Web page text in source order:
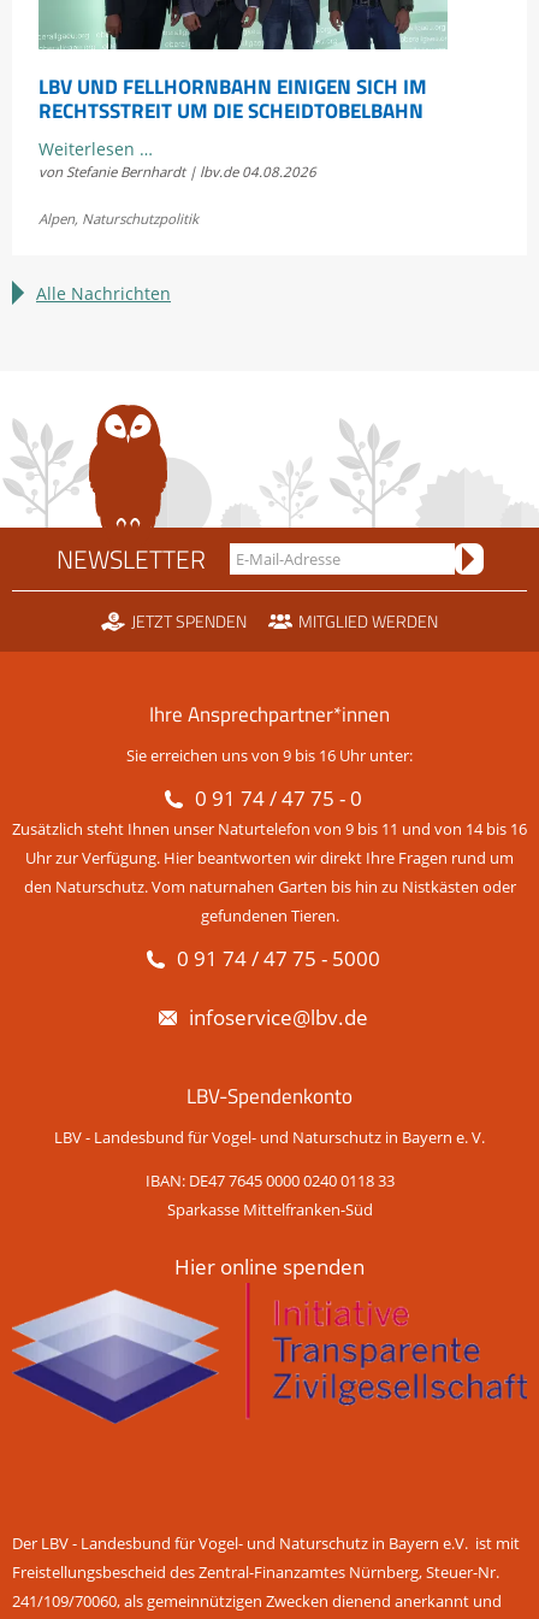
LBV UND FELLHORNBAHN EINIGEN SICH IM
RECHTSSTREIT UM DIE SCHEIDTOBELBAHN
Weiterlesen …LBV
und
einigen
im
Scheidtobelbahn
von Stefanie Bernhardt | lbv.de 04.08.2026
Alpen, Naturschutzpolitik
Alle Nachrichten
NEWSLETTER
JETZT SPENDEN MITGLIED WERDEN
Ihre Ansprechpartner*innen
Sie erreichen uns von 9 bis 16 Uhr unter:
0 91 74 / 47 75 - 0
Zusätzlich steht Ihnen unser Naturtelefon von 9 bis 11 und von 14 bis 16
Uhr zur Verfügung. Hier beantworten wir direkt Ihre Fragen rund um
den Naturschutz. Vom naturnahen Garten bis hin zu Nistkästen oder
gefundenen Tieren.
0 91 74 / 47 75 - 5000
infoservice@lbv.de
LBV-Spendenkonto
LBV - Landesbund für Vogel- und Naturschutz in Bayern e. V.
IBAN: DE47 7645 0000 0240 0118 33
Sparkasse Mittelfranken-Süd
Hier online spenden
Der LBV - Landesbund für Vogel- und Naturschutz in Bayern e.V. ist mit
Freistellungsbescheid des Zentral-Finanzamtes Nürnberg, Steuer-Nr.
241/109/70060, als gemeinnützigen Zwecken dienend anerkannt und